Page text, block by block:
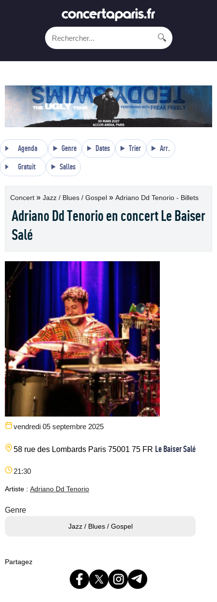
🔍
Agenda Genre Dates Trier Arr.
Gratuit Salles
Concert » Jazz / Blues / Gospel » Adriano Dd Tenorio - Billets
Adriano Dd Tenorio en concert Le Baiser
Salé
vendredi 05 septembre 2025
58 rue des Lombards Paris 75001 75 FR Le Baiser Salé
21:30
Artiste : Adriano Dd Tenorio
Genre
Jazz / Blues / Gospel
Partagez